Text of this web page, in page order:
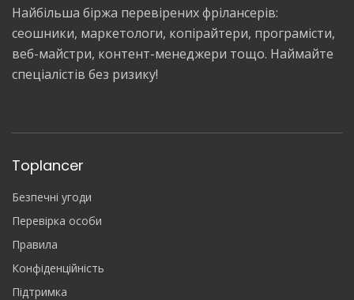
Найбільша біржа перевірених фрілансерів:
сеошники, маркетологи, копірайтери, програмісти,
веб-майстри, контент-менеджери тощо. Наймайте
спеціалістів без ризику!
Toplancer
Безпечні угоди
Перевірка особи
Правила
Конфіденційність
Підтримка